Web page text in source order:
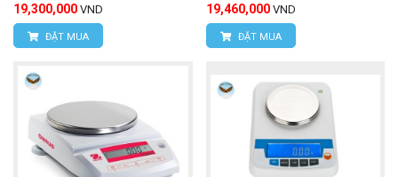
19,300,000 VND
ĐẶT MUA
19,460,000 VND
ĐẶT MUA